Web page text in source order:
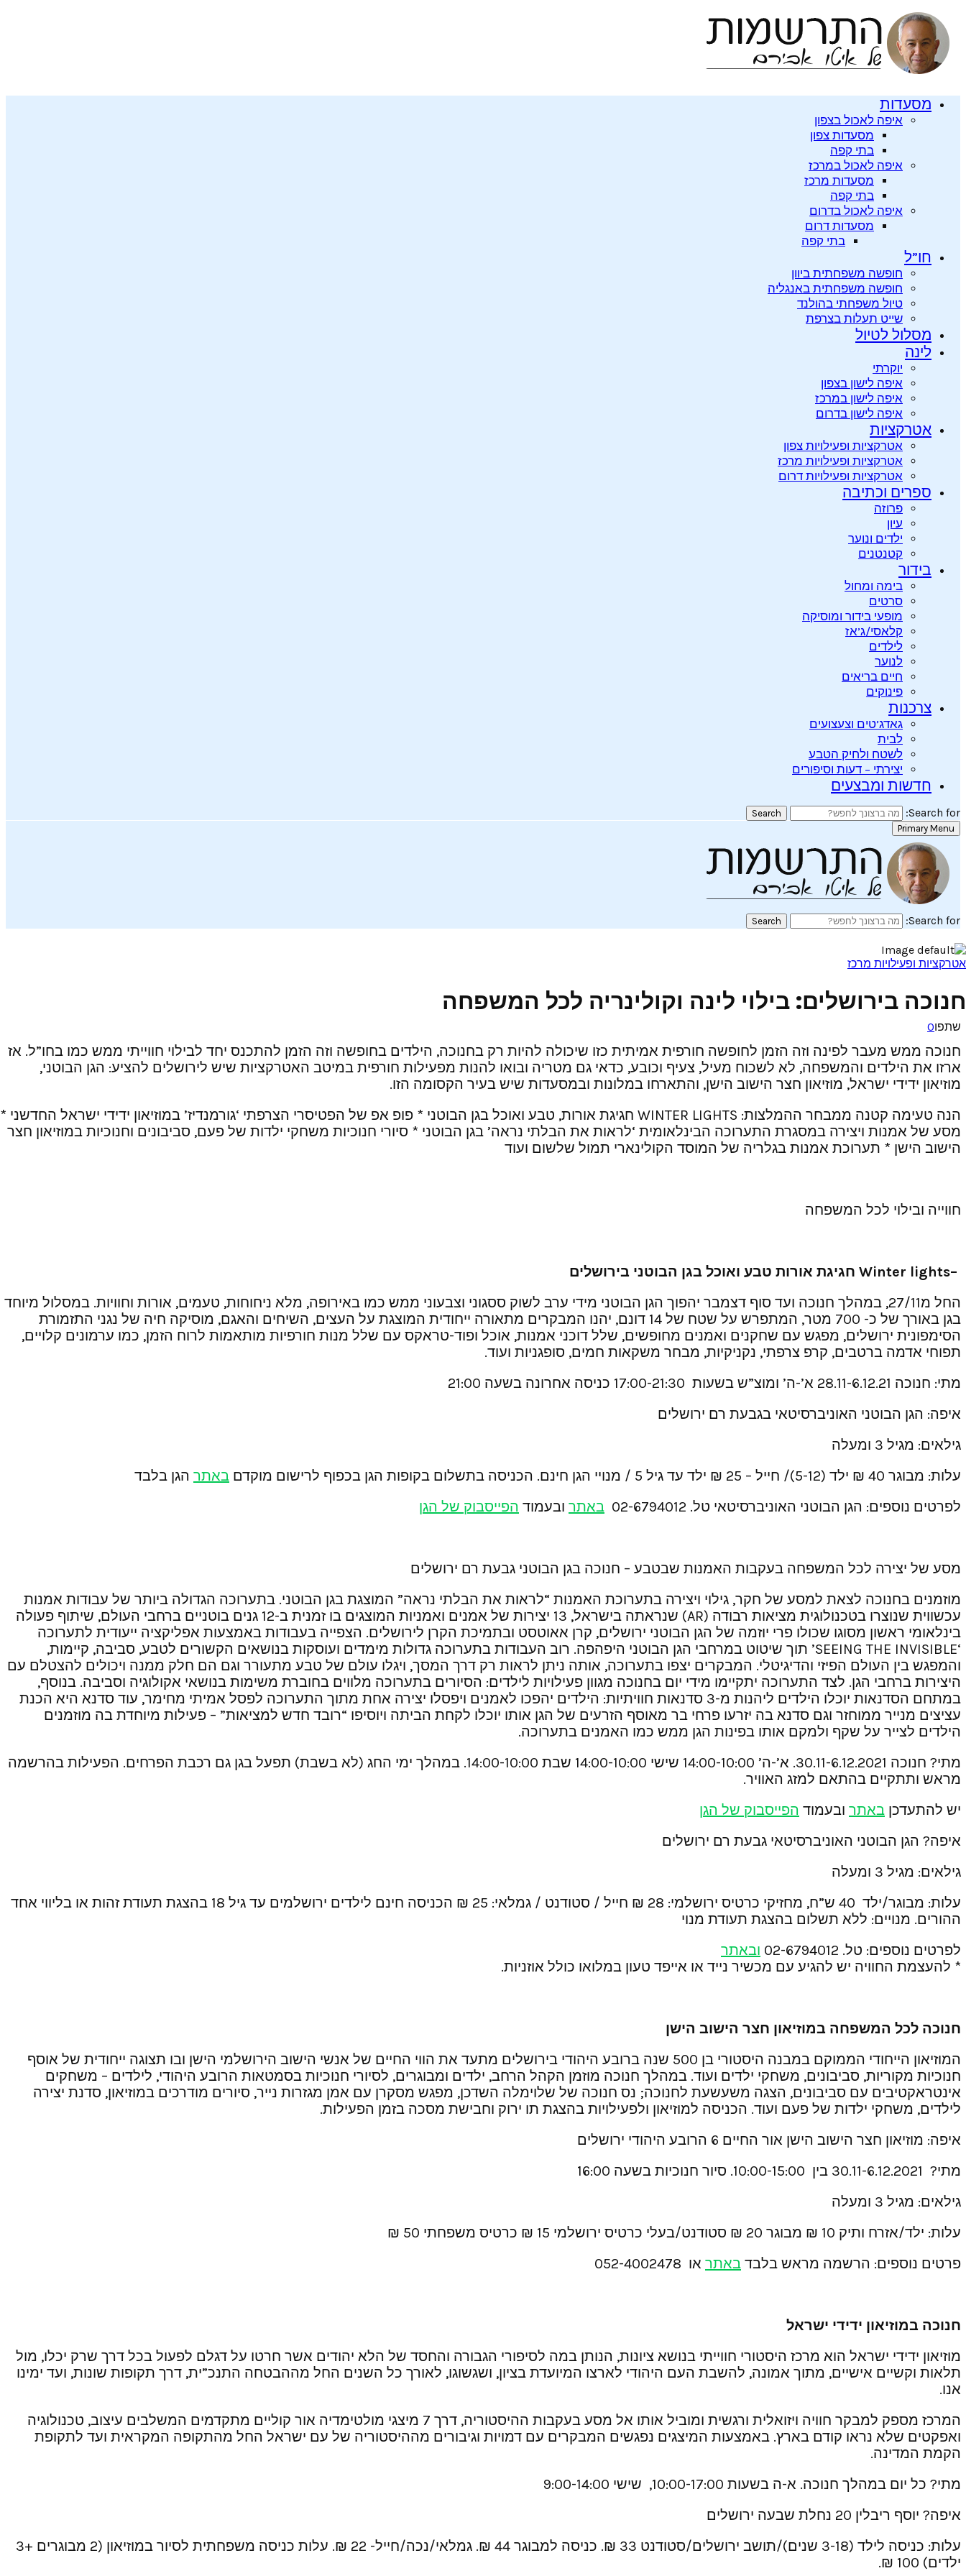
מסעדות
איפה לאכול בצפון
מסעדות צפון
בתי קפה
איפה לאכול במרכז
מסעדות מרכז
בתי קפה
איפה לאכול בדרום
מסעדות דרום
בתי קפה
חו”ל
חופשה משפחתית ביוון
חופשה משפחתית באנגליה
טיול משפחתי בהולנד
שייט תעלות בצרפת
מסלול לטיול
לינה
יוקרתי
איפה לישון בצפון
איפה לישון במרכז
איפה לישון בדרום
אטרקציות
אטרקציות ופעילויות צפון
אטרקציות ופעילויות מרכז
אטרקציות ופעילויות דרום
ספרים וכתיבה
פרוזה
עיון
ילדים ונוער
קטנטנים
בידור
בימה ומחול
סרטים
מופעי בידור ומוסיקה
קלאסי/ג’אז
לילדים
לנוער
חיים בריאים
פינוקים
צרכנות
גאדג’טים וצעצועים
לבית
לשטח ולחיק הטבע
יצירתי – דעות וסיפורים
חדשות ומבצעים
Search for:
Search
Primary Menu
Search for:
Search
אטרקציות ופעילויות מרכז
חנוכה בירושלים: בילוי לינה וקולינריה לכל המשפחה
שתפו0
חנוכה ממש מעבר לפינה וזה הזמן לחופשה חורפית אמיתית כזו שיכולה להיות רק בחנוכה, הילדים בחופשה וזה הזמן להתכנס יחד לבילוי חווייתי ממש כמו בחו”ל. אז
ארזו את הילדים והמשפחה, לא לשכוח מעיל, צעיף וכובע, כדאי גם מטריה ובואו להנות מפעילות חורפית במיטב האטרקציות שיש לירושלים להציע: הגן הבוטני,
מוזיאון ידידי ישראל, מוזיאון חצר הישוב הישן, והתארחו במלונות ובמסעדות שיש בעיר הקסומה הזו.
הנה טעימה קטנה ממבחר ההמלצות: WINTER LIGHTS חגיגת אורות, טבע ואוכל בגן הבוטני * פופ אפ של הפטיסרי הצרפתי ‘גורמנדיז’ במוזיאון ידידי ישראל החדשני *
מסע של אמנות ויצירה במסגרת התערוכה הבינלאומית ‘לראות את הבלתי נראה’ בגן הבוטני * סיורי חנוכיות משחקי ילדות של פעם, סביבונים וחנוכיות במוזיאון חצר
הישוב הישן * תערוכת אמנות בגלריה של המוסד הקולינארי תמול שלשום ועוד
חווייה ובילוי לכל המשפחה
–
Winter lights חגיגת אורות טבע ואוכל בגן הבוטני בירושלים
החל מ27/11, במהלך חנוכה ועד סוף דצמבר יהפוך הגן הבוטני מידי ערב לשוק ססגוני וצבעוני ממש כמו באירופה, מלא ניחוחות, טעמים, אורות וחוויות. במסלול מיוחד
בגן באורך של כ- 700 מטר, המתפרש על שטח של 14 דונם, יהנו המבקרים מתאורה ייחודית המוצגת על העצים, השיחים והאגם, מוסיקה חיה של נגני התזמורת
הסימפונית ירושלים, מפגש עם שחקנים ואמנים מחופשים, שלל דוכני אמנות, אוכל ופוד-טראקס עם שלל מנות חורפיות מותאמות לרוח הזמן, כמו ערמונים קלויים,
תפוחי אדמה ברטבים, קרפ צרפתי, נקניקיות, מבחר משקאות חמים, סופגניות ועוד.
מתי: חנוכה 28.11-6.12.21 א’-ה’ ומוצ”ש בשעות 17:00-21:30 כניסה אחרונה בשעה 21:00
איפה: הגן הבוטני האוניברסיטאי בגבעת רם ירושלים
גילאים: מגיל 3 ומעלה
עלות: מבוגר 40 ₪ ילד (5-12)/ חייל – 25 ₪ ילד עד גיל 5 / מנויי הגן חינם. הכניסה בתשלום בקופות הגן בכפוף לרישום מוקדם
באתר הגן בלבד
לפרטים נוספים: הגן הבוטני האוניברסיטאי טל. 02-6794012
באתר ובעמוד הפייסבוק של הגן
מסע של יצירה לכל המשפחה בעקבות האמנות שבטבע – חנוכה בגן הבוטני גבעת רם ירושלים
מוזמנים בחנוכה לצאת למסע של חקר, גילוי ויצירה בתערוכת האמנות “לראות את הבלתי נראה” המוצגת בגן הבוטני. בתערוכה הגדולה ביותר של עבודות אמנות
עכשווית שנוצרו בטכנולוגית מציאות רבודה (AR) שנראתה בישראל, 13 יצירות של אמנים ואמניות המוצגים בו זמנית ב-12 גנים בוטניים ברחבי העולם, שיתוף פעולה
בינלאומי ראשון מסוגו שכולו פרי יוזמה של הגן הבוטני ירושלים, קרן אאוטסט ובתמיכת הקרן לירושלים. הצפייה בעבודות באמצעות אפליקציה ייעודית לתערוכה
‘SEEING THE INVISIBLE’ תוך שיטוט במרחבי הגן הבוטני היפהפה. רוב העבודות בתערוכה גדולות מימדים ועוסקות בנושאים הקשורים לטבע, סביבה, קיימות,
והמפגש בין העולם הפיזי והדיגיטלי. המבקרים יצפו בתערוכה, אותה ניתן לראות רק דרך המסך, ויגלו עולם של טבע מתעורר וגם הם חלק ממנה ויכולים להצטלם עם
היצירות ברחבי הגן. לצד התערוכה יתקיימו מידי יום בחנוכה מגוון פעילויות לילדים: הסיורים בתערוכה מלווים בחוברת משימות בנושאי אקולוגיה וסביבה. בנוסף,
במתחם הסדנאות יוכלו הילדים ליהנות מ-3 סדנאות חוויתיות: הילדים יהפכו לאמנים ויפסלו יצירה אחת מתוך התערוכה לפסל אמיתי מחימר, עוד סדנא היא הכנת
עציצים מנייר ממוחזר וגם סדנא בה יזרעו פרחי בר מאוסף הזרעים של הגן אותו יוכלו לקחת הביתה ויוסיפו “רובד חדש למציאות” – פעילות מיוחדת בה מוזמנים
הילדים לצייר על שקף ולמקם אותו בפינות הגן ממש כמו האמנים בתערוכה.
מתי? חנוכה 30.11-6.12.2021. א’-ה’ 14:00-10:00 שישי 14:00-10:00 שבת 14:00-10:00. במהלך ימי החג (לא בשבת) תפעל בגן גם רכבת הפרחים. הפעילות בהרשמה
מראש ותתקיים בהתאם למזג האוויר.
יש להתעדכן באתר ובעמוד הפייסבוק של הגן
איפה? הגן הבוטני האוניברסיטאי גבעת רם ירושלים
גילאים: מגיל 3 ומעלה
עלות: מבוגר/ילד 40 ש”ח, מחזיקי כרטיס ירושלמי: 28 ₪ חייל / סטודנט / גמלאי: 25 ₪ הכניסה חינם לילדים ירושלמים עד גיל 18 בהצגת תעודת זהות או בליווי אחד
ההורים. מנויים: ללא תשלום בהצגת תעודת מנוי
לפרטים נוספים: טל. 02-6794012
ובאתר
* להעצמת החוויה יש להגיע עם מכשיר נייד או אייפד טעון במלואו כולל אוזניות.
חנוכה לכל המשפחה במוזיאון חצר הישוב הישן
המוזיאון הייחודי הממוקם במבנה היסטורי בן 500 שנה ברובע היהודי בירושלים מתעד את הווי החיים של אנשי הישוב הירושלמי הישן ובו תצוגה ייחודית של אוסף
חנוכיות מקוריות, סביבונים, משחקי ילדים ועוד. במהלך חנוכה מוזמן הקהל הרחב, ילדים ומבוגרים, לסיורי חנוכיות בסמטאות הרובע היהודי, לילדים – משחקים
אינטראקטיבים עם סביבונים, הצגה משעשעת לחנוכה; נס חנוכה של שלוימלה השדכן, מפגש מסקרן עם אמן מגזרות נייר, סיורים מודרכים במוזיאון, סדנת יצירה
לילדים, משחקי ילדות של פעם ועוד. הכניסה למוזיאון ולפעילויות בהצגת תו ירוק וחבישת מסכה בזמן הפעילות.
איפה: מוזיאון חצר הישוב הישן אור החיים 6 הרובע היהודי ירושלים
מתי? 30.11-6.12.2021 בין 10:00-15:00. סיור חנוכיות בשעה 16:00
גילאים: מגיל 3 ומעלה
עלות: ילד/אזרח ותיק 10 ₪ מבוגר 20 ₪ סטודנט/בעלי כרטיס ירושלמי 15 ₪ כרטיס משפחתי 50 ₪
פרטים נוספים: הרשמה מראש בלבד באתר או 052-4002478
חנוכה במוזיאון ידידי ישראל
מוזיאון ידידי ישראל הוא מרכז היסטורי חווייתי בנושא ציונות, הנותן במה לסיפורי הגבורה והחסד של הלא יהודים אשר חרטו על דגלם לפעול בכל דרך שרק יכלו, מול
תלאות וקשיים אישיים, מתוך אמונה, להשבת העם היהודי לארצו המיועדת בציון, ושגשוגו, לאורך כל השנים החל מההבטחה התנכ”ית, דרך תקופות שונות, ועד ימינו
אנו.
המרכז מספק למבקר חוויה ויזואלית ורגשית ומוביל אותו אל מסע בעקבות ההיסטוריה, דרך 7 מיצגי מולטימדיה אור קוליים מתקדמים המשלבים עיצוב, טכנולוגיה
ואפקטים שלא נראו קודם בארץ. באמצעות המיצגים נפגשים המבקרים עם דמויות וגיבורים מההיסטוריה של עם ישראל החל מהתקופה המקראית ועד לתקופת
הקמת המדינה.
מתי? כל יום במהלך חנוכה. א-ה בשעות 10:00-17:00, שישי 9:00-14:00
איפה? יוסף ריבלין 20 נחלת שבעה ירושלים
עלות: כניסה לילד (3-18 שנים)/תושב ירושלים/סטודנט 33 ₪. כניסה למבוגר 44 ₪. גמלאי/נכה/חייל- 22 ₪. עלות כניסה משפחתית לסיור במוזיאון (2 מבוגרים +3
ילדים) 100 ₪.